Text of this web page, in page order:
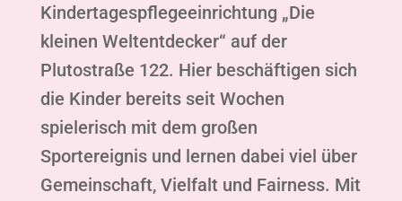
Kindertagespflegeeinrichtung „Die
kleinen Weltentdecker“ auf der
Plutostraße 122. Hier beschäftigen sich
die Kinder bereits seit Wochen
spielerisch mit dem großen
Sportereignis und lernen dabei viel über
Gemeinschaft, Vielfalt und Fairness. Mit